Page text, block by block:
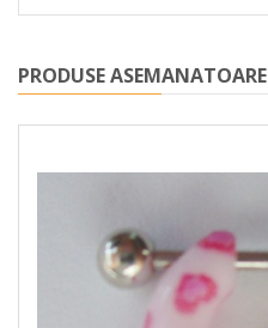
PRODUSE ASEMANATOARE